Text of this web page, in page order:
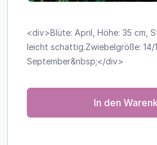
<div>Blüte: April, Höhe: 35 cm,
leicht schattig.Zwiebelgröße: 14/
September&nbsp;</div>
In den